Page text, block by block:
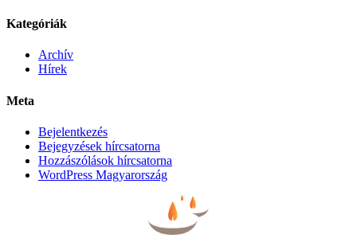
Kategóriák
Archív
Hírek
Meta
Bejelentkezés
Bejegyzések hírcsatorna
Hozzászólások hírcsatorna
WordPress Magyarország